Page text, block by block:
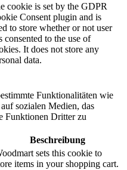
cookie is set by the GDPR
Consent plugin and is
to store whether or not user
consented to the use of
It does not store any
data.
Funktionalitäten wie
sozialen Medien, das
Funktionen Dritter zu
Beschreibung
sets this cookie to
items in your shopping cart.